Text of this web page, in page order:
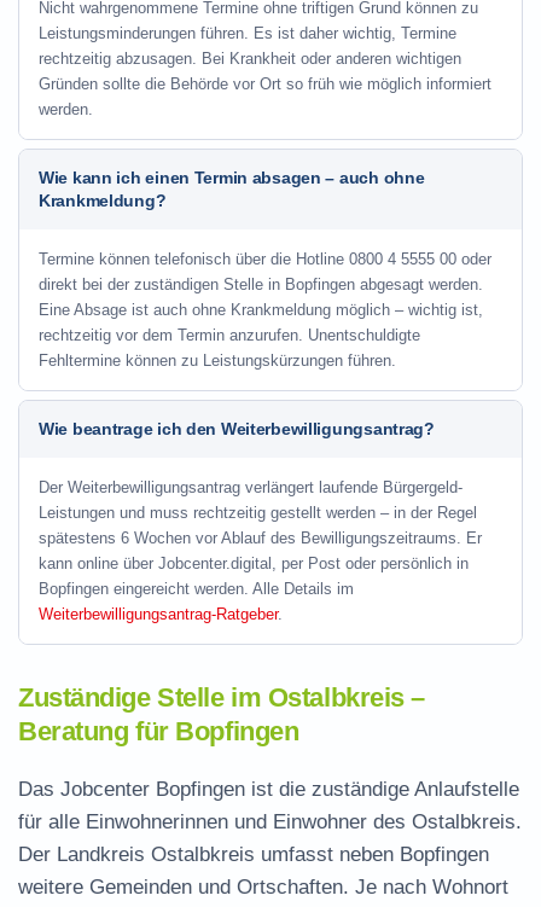
Nicht wahrgenommene Termine ohne triftigen Grund können zu
Leistungsminderungen führen. Es ist daher wichtig, Termine
rechtzeitig abzusagen. Bei Krankheit oder anderen wichtigen
Gründen sollte die Behörde vor Ort so früh wie möglich informiert
werden.
Wie kann ich einen Termin absagen – auch ohne
Krankmeldung?
Termine können telefonisch über die Hotline 0800 4 5555 00 oder
direkt bei der zuständigen Stelle in Bopfingen abgesagt werden.
Eine Absage ist auch ohne Krankmeldung möglich – wichtig ist,
rechtzeitig vor dem Termin anzurufen. Unentschuldigte
Fehltermine können zu Leistungskürzungen führen.
Wie beantrage ich den Weiterbewilligungsantrag?
Der Weiterbewilligungsantrag verlängert laufende Bürgergeld-
Leistungen und muss rechtzeitig gestellt werden – in der Regel
spätestens 6 Wochen vor Ablauf des Bewilligungszeitraums. Er
kann online über Jobcenter.digital, per Post oder persönlich in
Bopfingen eingereicht werden. Alle Details im
Weiterbewilligungsantrag-Ratgeber.
Zuständige Stelle im Ostalbkreis –
Beratung für Bopfingen
Das Jobcenter Bopfingen ist die zuständige Anlaufstelle
für alle Einwohnerinnen und Einwohner des Ostalbkreis.
Der Landkreis Ostalbkreis umfasst neben Bopfingen
weitere Gemeinden und Ortschaften. Je nach Wohnort